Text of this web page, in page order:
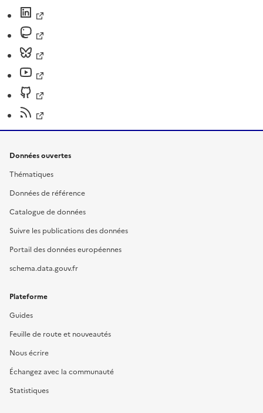
Données ouvertes
Thématiques
Données de référence
Catalogue de données
Suivre les publications des données
Portail des données européennes
schema.data.gouv.fr
Plateforme
Guides
Feuille de route et nouveautés
Nous écrire
Échangez avec la communauté
Statistiques